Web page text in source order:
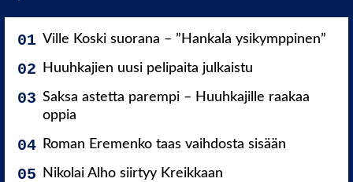
Ville Koski suorana – ”Hankala ysikymppinen”
Huuhkajien uusi pelipaita julkaistu
Saksa astetta parempi – Huuhkajille raakaa
oppia
Roman Eremenko taas vaihdosta sisään
Nikolai Alho siirtyy Kreikkaan